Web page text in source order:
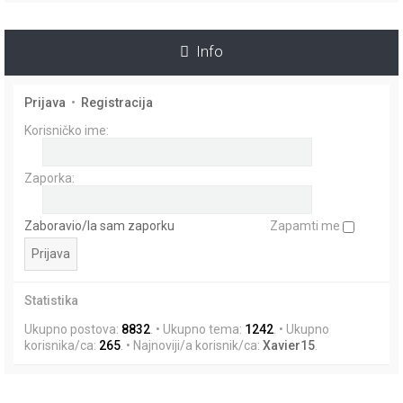
Info
Prijava • Registracija
Korisničko ime:
Zaporka:
Zaboravio/la sam zaporku Zapamti me
Statistika
Ukupno postova: 8832 . • Ukupno tema: 1242 . • Ukupno
korisnika/ca: 265 . • Najnoviji/a korisnik/ca: Xavier15